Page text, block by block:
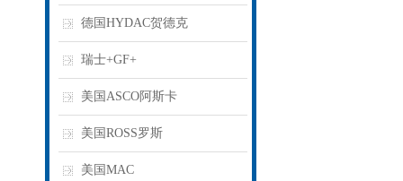
德国HYDAC贺德克
瑞士+GF+
美国ASCO阿斯卡
美国ROSS罗斯
美国MAC